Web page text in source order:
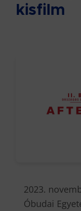
kisfilm
2023.
Óbudai